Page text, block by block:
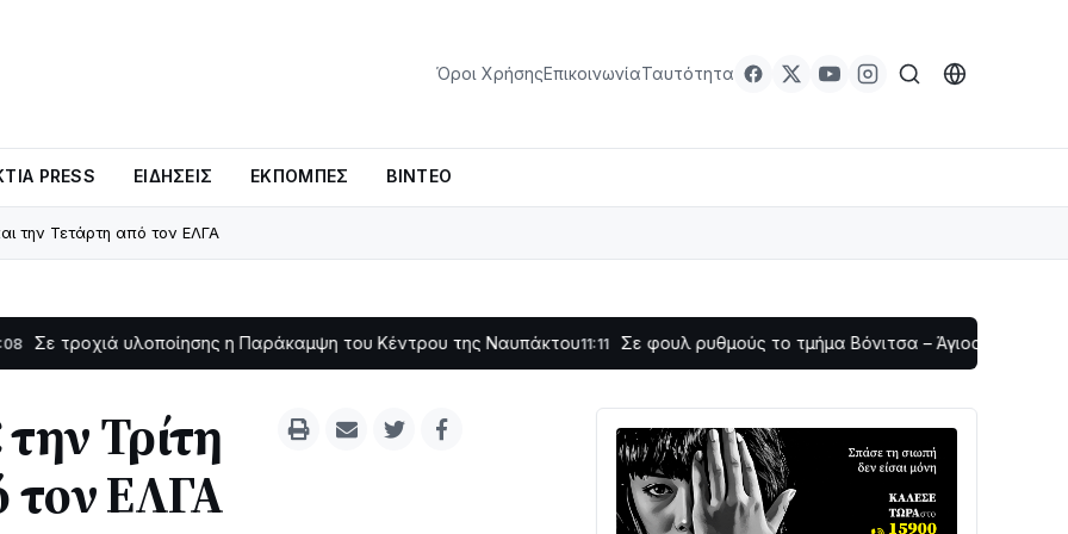
Όροι ΧρήσηςΕπικοινωνίαΤαυτότητα
PRESS ΕΙΔΉΣΕΙΣ ΕΚΠΟΜΠΈΣ ΒΊΝΤΕΟ
την Τετάρτη από τον ΕΛΓΑ
υλοποίησης η Παράκαμψη του Κέντρου της Ναυπάκτου11:11 Σε φουλ ρυθμούς το τμήμα Βόνιτσα – Άγιος Νικόλαος |
Τρίτη
τον ΕΛΓΑ